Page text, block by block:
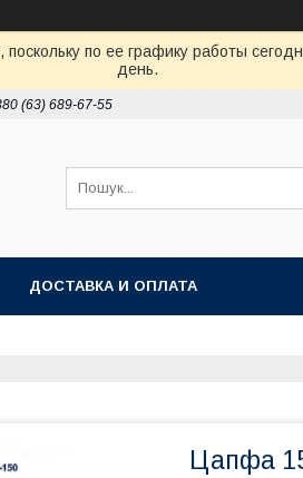
по ее графику работы
день.
(63) 689-67-55
ДОСТАВКА И ОПЛАТА
Цапфа